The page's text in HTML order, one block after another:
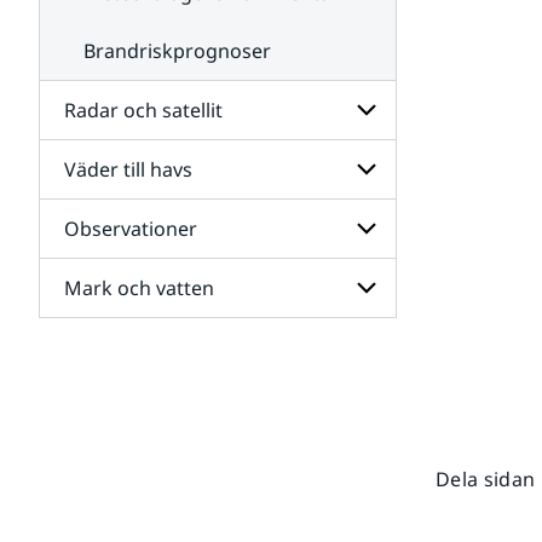
Brandriskprognoser
Radar och satellit
Undersidor
för
Radar
och
satellit
Väder till havs
Undersidor
för
Väder
till
havs
Observationer
Undersidor
för
Mark och vatten
Dela sidan